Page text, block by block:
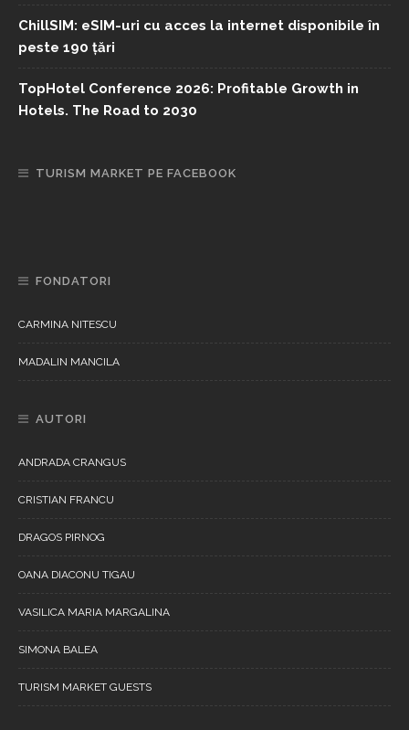
ChillSIM: eSIM-uri cu acces la internet disponibile în
peste 190 țări
TopHotel Conference 2026: Profitable Growth in
Hotels. The Road to 2030
TURISM MARKET PE FACEBOOK
FONDATORI
CARMINA NITESCU
MADALIN MANCILA
AUTORI
ANDRADA CRANGUS
CRISTIAN FRANCU
DRAGOS PIRNOG
OANA DIACONU TIGAU
VASILICA MARIA MARGALINA
SIMONA BALEA
TURISM MARKET GUESTS